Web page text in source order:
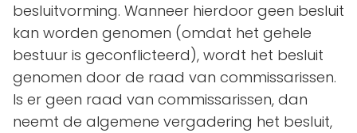
besluitvorming. Wanneer hierdoor geen besluit
kan worden genomen (omdat het gehele
bestuur is geconflicteerd), wordt het besluit
genomen door de raad van commissarissen.
Is er geen raad van commissarissen, dan
neemt de algemene vergadering het besluit,